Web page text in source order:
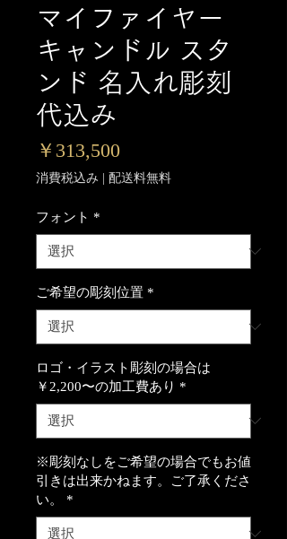
マイファイヤー
キャンドル スタ
ンド 名入れ彫刻
代込み
￥313,500価
格
消費税込み | 配送料無料
フォント *
ご希望の彫刻位置 *
ロゴ・イラスト彫刻の場合は
￥2,200〜の加工費あり *
※彫刻なしをご希望の場合でもお値
引きは出来かねます。ご了承くださ
い。
*